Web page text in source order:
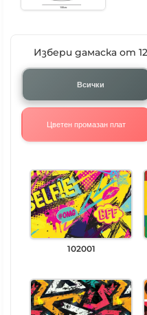
Избери дамаска от
Всички
Цветен промазан плат
102001